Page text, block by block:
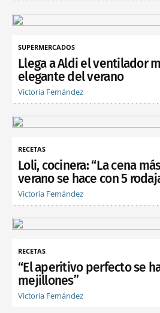
SUPERMERCADOS
Llega a Aldi el ventilador
elegante del verano
Victoria Fernández
RECETAS
Loli, cocinera: “La cena
verano se hace con 5
Victoria Fernández
RECETAS
“El aperitivo perfecto se
mejillones”
Victoria Fernández